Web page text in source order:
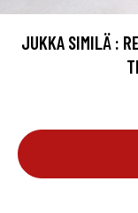
JUKKA SIMILÄ :